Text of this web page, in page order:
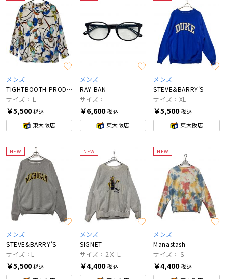
メンズ
TIGHTBOOTH PRODUCTION
サイズ：Ｌ
￥5,500税込
東大阪店
メンズ
RAY-BAN
サイズ：
￥6,600税込
東大阪店
メンズ
STEVE&BARRY'S
サイズ：XL
￥5,500税込
東大阪店
NEW
メンズ
STEVE&BARRY'S
サイズ：L
￥5,500税込
NEW
メンズ
SIGNET
サイズ：2ＸＬ
￥4,400税込
NEW
メンズ
Manastash
サイズ：Ｓ
￥4,400税込